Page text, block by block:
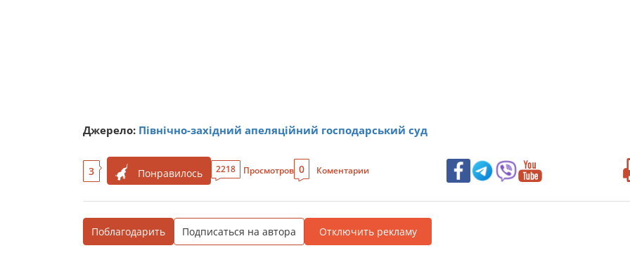
Джерело: Північно-західний апеляційний господарський суд
3 Понравилось 2218 Просмотров 0 Коментарии
Поблагодарить Подписаться на автора Отключить рекламу